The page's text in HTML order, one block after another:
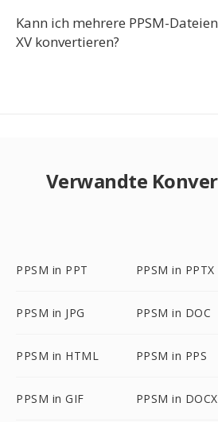
Kann ich mehrere PPSM-
XV konvertieren?
Verwandte
PPSM in PPT PPSM in PPTX
PPSM in JPG PPSM in DOC
PPSM in HTML PPSM in PPS
PPSM in GIF PPSM in DOCX